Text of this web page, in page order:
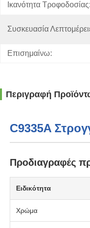
Ικανότητα Τροφοδοσίας:
Συσκευασία
Επισημαίνω:
Περιγραφή
C9335A
Προδιαγραφές
Ειδικότητα
Χρώμα